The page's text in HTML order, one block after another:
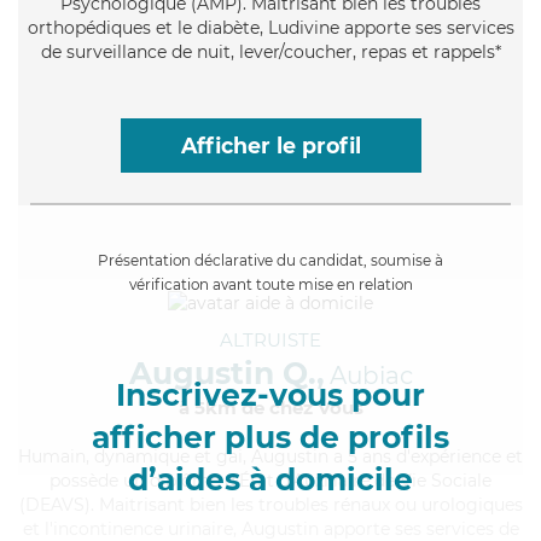
orthopédiques et le diabète, Ludivine apporte ses services
de surveillance de nuit, lever/coucher, repas et rappels*
Afficher le profil
Présentation déclarative du candidat, soumise à
vérification avant toute mise en relation
Inscrivez-vous pour
afficher plus de profils
d’aides à domicile
ALTRUISTE
Augustin Q., Aubiac
à 5km de chez Vous
, dynamique et gai, Augustin a 5 ans d'expérience et
possède un diplôme d'État d'Auxiliaire de Vie Sociale